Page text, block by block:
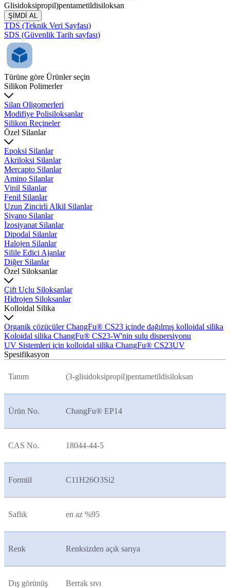
Glisidoksipropil)pentametildisiloksan
ŞİMDİ AL
TDS (Teknik Veri Sayfası)
SDS (Güvenlik Tarih sayfası)
Türüne göre Ürünler seçin
Silikon Polimerler
Silan Oligomerleri
Modifiye Polisiloksanlar
Silikon Reçineler
Özel Silanlar
Epoksi Silanlar
Akriloksi Silanlar
Mercapto Silanlar
Amino Silanlar
Vinil Silanlar
Fenil Silanlar
Uzun Zincirli Alkil Silanlar
Siyano Silanlar
İzosiyanat Silanlar
Dipodal Silanlar
Halojen Silanlar
Silile Edici Ajanlar
Diğer Silanlar
Özel Siloksanlar
Çift Uçlu Siloksanlar
Hidrojen Siloksanlar
Kolloidal Silika
Organik çözücüler ChangFu® CS23 içinde dağılmış kolloidal silika
Koloidal silika ChangFu® CS23-W'nin sulu dispersiyonu
UV Sistemleri için kolloidal silika ChangFu® CS23UV
Spesifikasyon
Tanım (3-glisidoksipropil)pentametildisiloksan
Ürün No. ChangFu® EP14
CAS No. 18044-44-5
Formül C11H26O3Si2
Saflık en az %95
Renk Renksizden açık sarıya
Dış görünüş Berrak sıvı